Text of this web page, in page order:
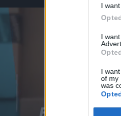
I
I
I
of my
was